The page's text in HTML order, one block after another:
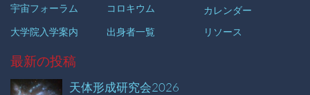
宇宙フォーラム
コロキウム
カレンダー
大学院入学案内
出身者一覧 リソース
最新の投稿
天体形成研究会2026